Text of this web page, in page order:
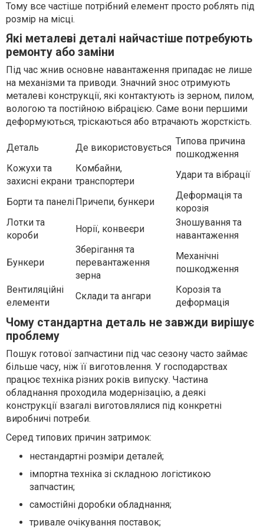
Тому все частіше потрібний елемент просто роблять під
розмір на місці.
Які металеві деталі найчастіше потребують
ремонту або заміни
Під час жнив основне навантаження припадає не лише
на механізми та приводи. Значний знос отримують
металеві конструкції, які контактують із зерном, пилом,
вологою та постійною вібрацією. Саме вони першими
деформуються, тріскаються або втрачають жорсткість.
Деталь Де використовується
Типова причина
пошкодження
Кожухи та
захисні екрани
Комбайни,
транспортери
Удари та вібрації
Борти та панелі Причепи, бункери
Деформація та
корозія
Лотки та
короби
Норії, конвеєри
Зношування та
навантаження
Бункери
Зберігання та
перевантаження
зерна
Механічні
пошкодження
Вентиляційні
елементи
Склади та ангари
Корозія та
деформація
Чому стандартна деталь не завжди вирішує
проблему
Пошук готової запчастини під час сезону часто займає
більше часу, ніж її виготовлення. У господарствах
працює техніка різних років випуску. Частина
обладнання проходила модернізацію, а деякі
конструкції взагалі виготовлялися під конкретні
виробничі потреби.
Серед типових причин затримок:
нестандартні розміри деталей;
імпортна техніка зі складною логістикою
запчастин;
самостійні доробки обладнання;
тривале очікування поставок;